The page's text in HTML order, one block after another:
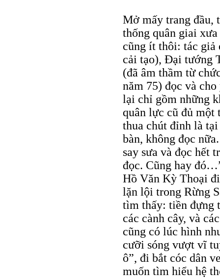
Mở mấy trang đầu,
thống quân giai
cũng ít thôi: tác giả
cải tạo), Đại tướng
(đã âm thầm từ
năm 75) đọc và
lại chỉ gồm những
quân lực cũ đủ một
thua chút đỉnh là
bàn, không đọc
say sưa và đọc hết
đọc. Cũng hay
Hồ Văn Kỳ Thoại
lặn lội trong Rừng
tìm thấy: tiền đựng
các cành cây, và
cũng có lúc hình
cưỡi sóng vượt vĩ
ô”, đi bắt cóc dân
muốn tìm hiểu hệ